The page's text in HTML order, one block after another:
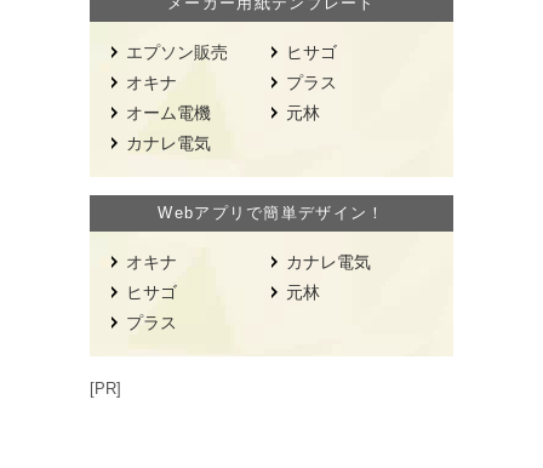
エプソン販売
オキナ
オーム電機
カナレ電気
ヒサゴ
プラス
元林
Webアプリで簡単デザイン！
オキナ
ヒサゴ
プラス
カナレ電気
元林
[PR]